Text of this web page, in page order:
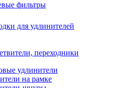
фильтры
для удлинителей
переходники
удлинители
на рамке